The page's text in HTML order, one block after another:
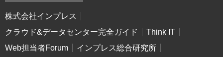
株式会社インプレス
クラウド&データセンター完全ガイド
Think IT
Web担当者Forum
インプレス総合研究所